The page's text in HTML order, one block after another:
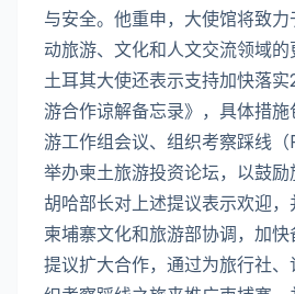
与安全。他重申，大使馆将致
动旅游、文化和人文交流领域的
土耳其大使还表示支持加快落
游合作谅解备忘录》，具体措
游工作组会议、组织考察踩线
举办柬土旅游投资论坛，以鼓励
胡哈部长对上述提议表示欢迎
柬埔寨文化和旅游部协调，加
提议扩大合作，通过为旅行社